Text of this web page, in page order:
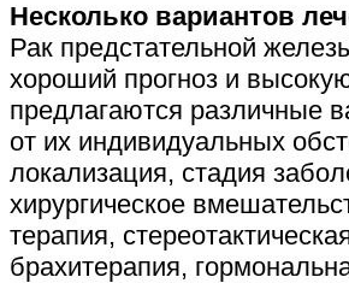
Несколько вариантов
Рак предстательной
хороший прогноз и
предлагаются различные
от их индивидуальных
локализация, стадия
хирургическое
терапия,
брахитерапия,